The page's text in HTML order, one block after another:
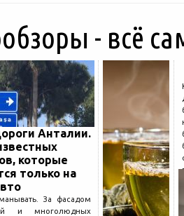
- всё
Анталии.
которые
только на
За фасадом
и многолюдных